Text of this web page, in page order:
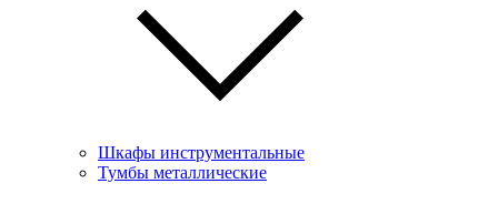
Шкафы инструментальные
Тумбы металлические